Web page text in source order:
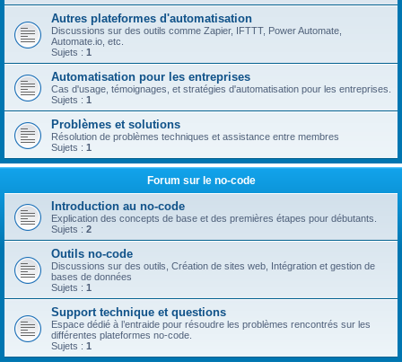
Autres plateformes d'automatisation
Discussions sur des outils comme Zapier, IFTTT, Power Automate,
Automate.io, etc.
Sujets : 1
Automatisation pour les entreprises
Cas d'usage, témoignages, et stratégies d'automatisation pour les entreprises.
Sujets : 1
Problèmes et solutions
Résolution de problèmes techniques et assistance entre membres
Sujets : 1
Forum sur le no-code
Introduction au no-code
Explication des concepts de base et des premières étapes pour débutants.
Sujets : 2
Outils no-code
Discussions sur des outils, Création de sites web, Intégration et gestion de
bases de données
Sujets : 1
Support technique et questions
Espace dédié à l’entraide pour résoudre les problèmes rencontrés sur les
différentes plateformes no-code.
Sujets : 1